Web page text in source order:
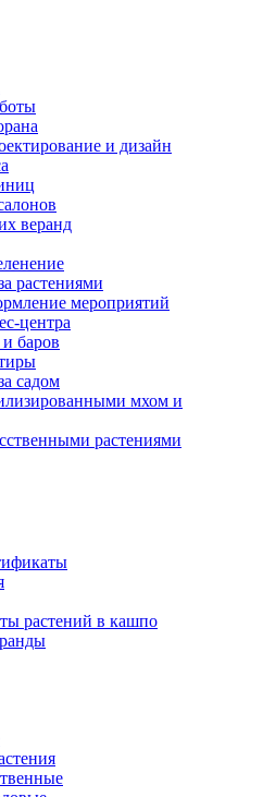
и дизайн
веранд
растениями
мероприятий
центра
баров
садом
мхом и
растениями
растений в кашпо